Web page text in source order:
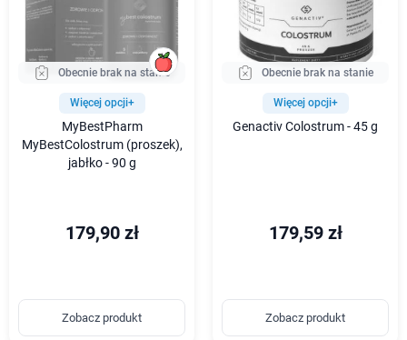
Obecnie brak na stanie
Więcej opcji+
MyBestPharm
MyBestColostrum (proszek),
jabłko - 90 g
179,90 zł
Zobacz produkt
Obecnie brak na stanie
Więcej opcji+
Genactiv Colostrum - 45 g
179,59 zł
Zobacz produkt